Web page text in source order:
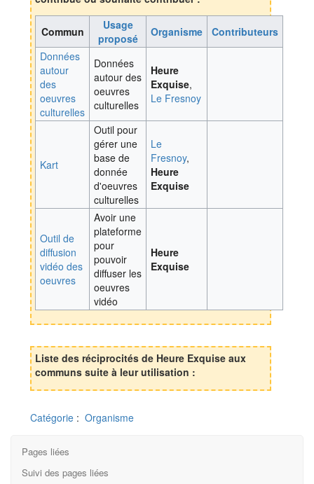
Commun
Usage
proposé
Organisme
Contributeurs
Données
autour
des
oeuvres
culturelles
Données
autour des
oeuvres
culturelles
Heure
Exquise,
Le Fresnoy
Kart
Outil pour
gérer une
base de
donnée
d'oeuvres
culturelles
Le
Fresnoy,
Heure
Exquise
Outil de
diffusion
vidéo des
oeuvres
Avoir une
plateforme
pour
pouvoir
diffuser les
oeuvres
vidéo
Heure
Exquise
Liste des réciprocités de Heure Exquise aux
communs suite à leur utilisation :
Catégorie : Organisme
Pages liées
Suivi des pages liées